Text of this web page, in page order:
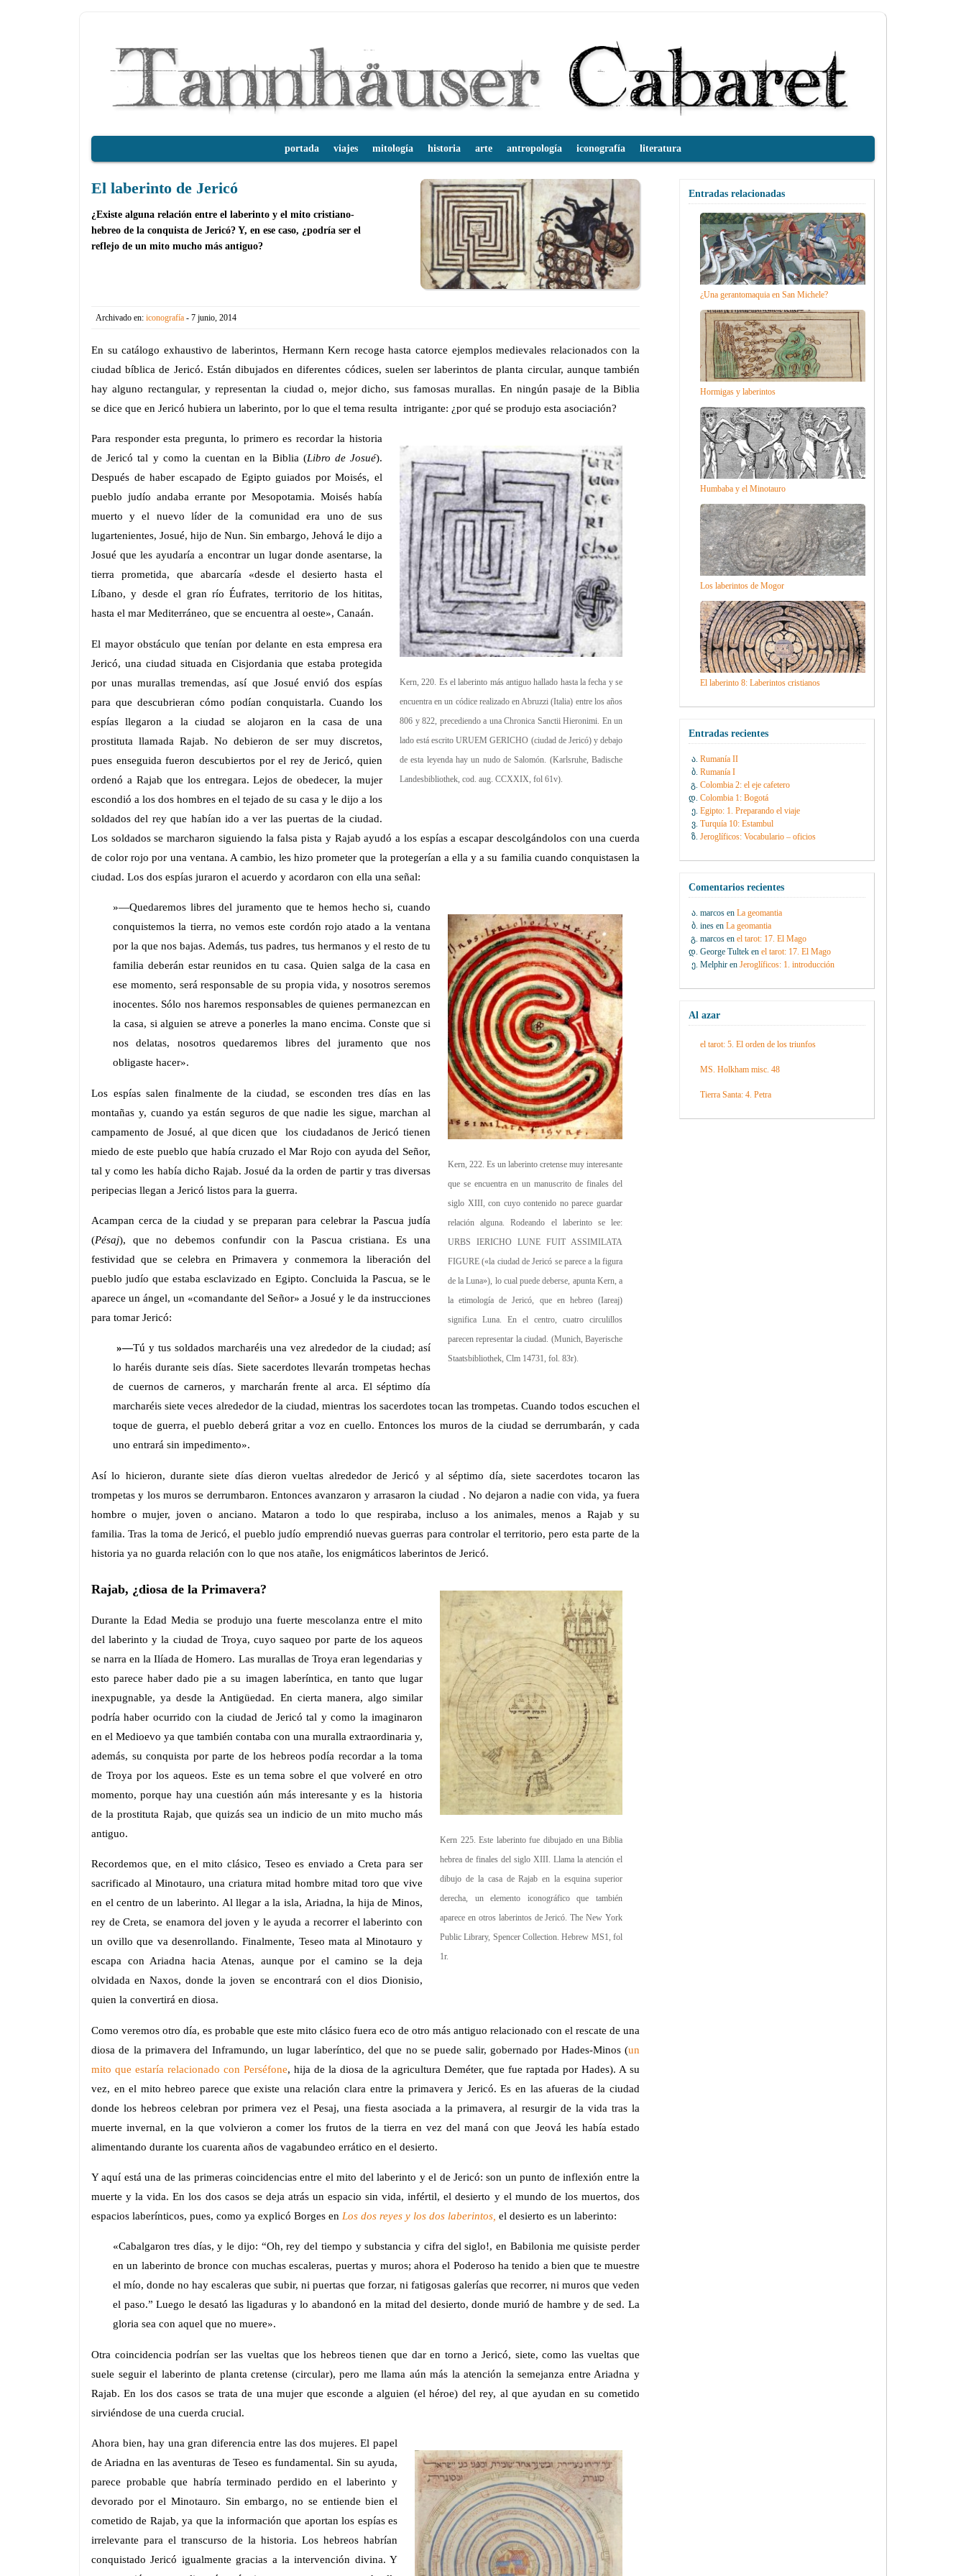
portada viajes mitología historia arte antropología iconografía literatura
El laberinto de Jericó
¿Existe alguna relación entre el laberinto y el mito cristiano-
hebreo de la conquista de Jericó? Y, en ese caso, ¿podría ser el
reflejo de un mito mucho más antiguo?
Archivado en: iconografía - 7 junio, 2014
En su catálogo exhaustivo de laberintos, Hermann Kern recoge hasta catorce ejemplos medievales relacionados con la
ciudad bíblica de Jericó. Están dibujados en diferentes códices, suelen ser laberintos de planta circular, aunque también
hay alguno rectangular, y representan la ciudad o, mejor dicho, sus famosas murallas. En ningún pasaje de la Biblia
se dice que en Jericó hubiera un laberinto, por lo que el tema resulta intrigante: ¿por qué se produjo esta asociación?
Kern, 220. Es el laberinto más antiguo hallado hasta la fecha y se
encuentra en un códice realizado en Abruzzi (Italia) entre los años
806 y 822, precediendo a una Chronica Sanctii Hieronimi. En un
lado está escrito URUEM GERICHO (ciudad de Jericó) y debajo
de esta leyenda hay un nudo de Salomón. (Karlsruhe, Badische
Landesbibliothek, cod. aug. CCXXIX, fol 61v).
Para responder esta pregunta, lo primero es recordar la historia
de Jericó tal y como la cuentan en la Biblia (Libro de Josué).
Después de haber escapado de Egipto guiados por Moisés, el
pueblo judío andaba errante por Mesopotamia. Moisés había
muerto y el nuevo líder de la comunidad era uno de sus
lugartenientes, Josué, hijo de Nun. Sin embargo, Jehová le dijo a
Josué que les ayudaría a encontrar un lugar donde asentarse, la
tierra prometida, que abarcaría «desde el desierto hasta el
Líbano, y desde el gran río Éufrates, territorio de los hititas,
hasta el mar Mediterráneo, que se encuentra al oeste», Canaán.
El mayor obstáculo que tenían por delante en esta empresa era
Jericó, una ciudad situada en Cisjordania que estaba protegida
por unas murallas tremendas, así que Josué envió dos espías
para que descubrieran cómo podían conquistarla. Cuando los
espías llegaron a la ciudad se alojaron en la casa de una
prostituta llamada Rajab. No debieron de ser muy discretos,
pues enseguida fueron descubiertos por el rey de Jericó, quien
ordenó a Rajab que los entregara. Lejos de obedecer, la mujer
escondió a los dos hombres en el tejado de su casa y le dijo a los
soldados del rey que habían ido a ver las puertas de la ciudad.
Los soldados se marcharon siguiendo la falsa pista y Rajab ayudó a los espías a escapar descolgándolos con una cuerda
de color rojo por una ventana. A cambio, les hizo prometer que la protegerían a ella y a su familia cuando conquistasen la
ciudad. Los dos espías juraron el acuerdo y acordaron con ella una señal:
Kern, 222. Es un laberinto cretense muy interesante
que se encuentra en un manuscrito de finales del
siglo XIII, con cuyo contenido no parece guardar
relación alguna. Rodeando el laberinto se lee:
URBS IERICHO LUNE FUIT ASSIMILATA
FIGURE («la ciudad de Jericó se parece a la figura
de la Luna»), lo cual puede deberse, apunta Kern, a
la etimología de Jericó, que en hebreo (Iareaj)
significa Luna. En el centro, cuatro circulillos
parecen representar la ciudad. (Munich, Bayerische
Staatsbibliothek, Clm 14731, fol. 83r).
»—Quedaremos libres del juramento que te hemos hecho si, cuando
conquistemos la tierra, no vemos este cordón rojo atado a la ventana
por la que nos bajas. Además, tus padres, tus hermanos y el resto de tu
familia deberán estar reunidos en tu casa. Quien salga de la casa en
ese momento, será responsable de su propia vida, y nosotros seremos
inocentes. Sólo nos haremos responsables de quienes permanezcan en
la casa, si alguien se atreve a ponerles la mano encima. Conste que si
nos delatas, nosotros quedaremos libres del juramento que nos
obligaste hacer».
Los espías salen finalmente de la ciudad, se esconden tres días en las
montañas y, cuando ya están seguros de que nadie les sigue, marchan al
campamento de Josué, al que dicen que los ciudadanos de Jericó tienen
miedo de este pueblo que había cruzado el Mar Rojo con ayuda del Señor,
tal y como les había dicho Rajab. Josué da la orden de partir y tras diversas
peripecias llegan a Jericó listos para la guerra.
Acampan cerca de la ciudad y se preparan para celebrar la Pascua judía
(Pésaj), que no debemos confundir con la Pascua cristiana. Es una
festividad que se celebra en Primavera y conmemora la liberación del
pueblo judío que estaba esclavizado en Egipto. Concluida la Pascua, se le
aparece un ángel, un «comandante del Señor» a Josué y le da instrucciones
para tomar Jericó:
»—Tú y tus soldados marcharéis una vez alrededor de la ciudad; así
lo haréis durante seis días. Siete sacerdotes llevarán trompetas hechas
de cuernos de carneros, y marcharán frente al arca. El séptimo día
marcharéis siete veces alrededor de la ciudad, mientras los sacerdotes tocan las trompetas.Cuando todos escuchen el
toque de guerra, el pueblo deberá gritar a voz en cuello. Entonces los muros de la ciudad se derrumbarán, y cada
uno entrará sin impedimento».
Así lo hicieron, durante siete días dieron vueltas alrededor de Jericó y al séptimo día, siete sacerdotes tocaron las
trompetas y los muros se derrumbaron. Entonces avanzaron y arrasaron la ciudad . No dejaron a nadie con vida, ya fuera
hombre o mujer, joven o anciano. Mataron a todo lo que respiraba, incluso a los animales, menos a Rajab y su
familia. Tras la toma de Jericó, el pueblo judío emprendió nuevas guerras para controlar el territorio, pero esta parte de la
historia ya no guarda relación con lo que nos atañe, los enigmáticos laberintos de Jericó.
Kern 225. Este laberinto fue dibujado en una Biblia
hebrea de finales del siglo XIII. Llama la atención el
dibujo de la casa de Rajab en la esquina superior
derecha, un elemento iconográfico que también
aparece en otros laberintos de Jericó. The New York
Public Library, Spencer Collection. Hebrew MS1, fol
1r.
Rajab, ¿diosa de la Primavera?
Durante la Edad Media se produjo una fuerte mescolanza entre el mito
del laberinto y la ciudad de Troya, cuyo saqueo por parte de los aqueos
se narra en la Ilíada de Homero. Las murallas de Troya eran legendarias y
esto parece haber dado pie a su imagen laberíntica, en tanto que lugar
inexpugnable, ya desde la Antigüedad. En cierta manera, algo similar
podría haber ocurrido con la ciudad de Jericó tal y como la imaginaron
en el Medioevo ya que también contaba con una muralla extraordinaria y,
además, su conquista por parte de los hebreos podía recordar a la toma
de Troya por los aqueos. Este es un tema sobre el que volveré en otro
momento, porque hay una cuestión aún más interesante y es la historia
de la prostituta Rajab, que quizás sea un indicio de un mito mucho más
antiguo.
Recordemos que, en el mito clásico, Teseo es enviado a Creta para ser
sacrificado al Minotauro, una criatura mitad hombre mitad toro que vive
en el centro de un laberinto. Al llegar a la isla, Ariadna, la hija de Minos,
rey de Creta, se enamora del joven y le ayuda a recorrer el laberinto con
un ovillo que va desenrollando. Finalmente, Teseo mata al Minotauro y
escapa con Ariadna hacia Atenas, aunque por el camino se la deja
olvidada en Naxos, donde la joven se encontrará con el dios Dionisio,
quien la convertirá en diosa.
Como veremos otro día, es probable que este mito clásico fuera eco de otro más antiguo relacionado con el rescate de una
diosa de la primavera del Inframundo, un lugar laberíntico, del que no se puede salir, gobernado por Hades-Minos (un
mito que estaría relacionado con Perséfone, hija de la diosa de la agricultura Deméter, que fue raptada por Hades). A su
vez, en el mito hebreo parece que existe una relación clara entre la primavera y Jericó. Es en las afueras de la ciudad
donde los hebreos celebran por primera vez el Pesaj, una fiesta asociada a la primavera, al resurgir de la vida tras la
muerte invernal, en la que volvieron a comer los frutos de la tierra en vez del maná con que Jeová les había estado
alimentando durante los cuarenta años de vagabundeo errático en el desierto.
Y aquí está una de las primeras coincidencias entre el mito del laberinto y el de Jericó: son un punto de inflexión entre la
muerte y la vida. En los dos casos se deja atrás un espacio sin vida, infértil, el desierto y el mundo de los muertos, dos
espacios laberínticos, pues, como ya explicó Borges en Los dos reyes y los dos laberintos, el desierto es un laberinto:
«Cabalgaron tres días, y le dijo: “Oh, rey del tiempo y substancia y cifra del siglo!, en Babilonia me quisiste perder
en un laberinto de bronce con muchas escaleras, puertas y muros; ahora el Poderoso ha tenido a bien que te muestre
el mío, donde no hay escaleras que subir, ni puertas que forzar, ni fatigosas galerías que recorrer, ni muros que veden
el paso.” Luego le desató las ligaduras y lo abandonó en la mitad del desierto, donde murió de hambre y de sed. La
gloria sea con aquel que no muere».
Otra coincidencia podrían ser las vueltas que los hebreos tienen que dar en torno a Jericó, siete, como las vueltas que
suele seguir el laberinto de planta cretense (circular), pero me llama aún más la atención la semejanza entre Ariadna y
Rajab. En los dos casos se trata de una mujer que esconde a alguien (el héroe) del rey, al que ayudan en su cometido
sirviéndose de una cuerda crucial.
Ahora bien, hay una gran diferencia entre las dos mujeres. El papel
de Ariadna en las aventuras de Teseo es fundamental. Sin su ayuda,
parece probable que habría terminado perdido en el laberinto y
devorado por el Minotauro. Sin embargo, no se entiende bien el
cometido de Rajab, ya que la información que aportan los espías es
irrelevante para el transcurso de la historia. Los hebreos habrían
conquistado Jericó igualmente gracias a la intervención divina. Y
Entradas relacionadas
¿Una gerantomaquia en San Michele?
Hormigas y laberintos
Humbaba y el Minotauro
Los laberintos de Mogor
El laberinto 8: Laberintos cristianos
Entradas recientes
Rumanía II
Rumanía I
Colombia 2: el eje cafetero
Colombia 1: Bogotá
Egipto: 1. Preparando el viaje
Turquía 10: Estambul
Jeroglíficos: Vocabulario – oficios
Comentarios recientes
marcosen La geomantia
inesen La geomantia
marcosen el tarot: 17. El Mago
George Tulteken el tarot: 17. El Mago
Melphiren Jeroglíficos: 1. introducción
Al azar
el tarot: 5. El orden de los triunfos
MS. Holkham misc. 48
Tierra Santa: 4. Petra